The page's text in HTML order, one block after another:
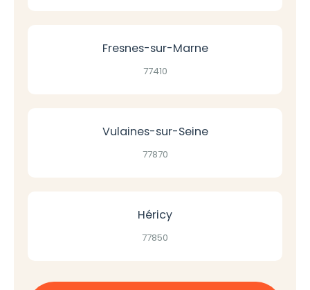
Fresnes-sur-Marne
77410
Vulaines-sur-Seine
77870
Héricy
77850